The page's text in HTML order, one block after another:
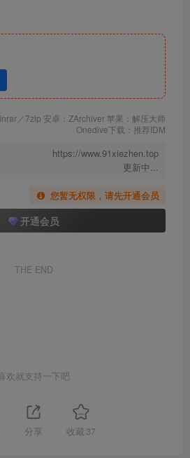
1.7M]
3M]
内[21P-90MB]
／7zip 安卓：ZArchiver 苹果：解压大师
Onedive下载：推荐IDM
https://www.91xiezhen.top
更新中...
您暂无权限，请先开通会员
开通会员
THE END
喜欢就支持一下吧
分享 收藏 37